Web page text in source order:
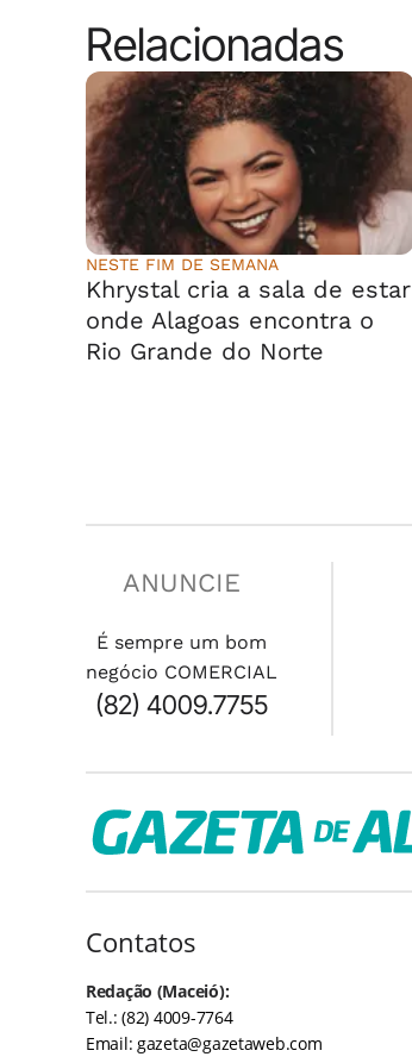
Relacionadas
NESTE FIM DE SEMANA
Khrystal cria a sala de estar
onde Alagoas encontra o
Rio Grande do Norte
ANUNCIE
É sempre um bom
negócio COMERCIAL
(82) 4009.7755
Contatos
Redação (Maceió):
Tel.: (82) 4009-7764
Email:gazeta@gazetaweb.com